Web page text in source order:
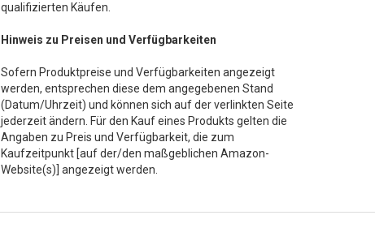
qualifizierten Käufen.
Hinweis zu Preisen und Verfügbarkeiten
Sofern Produktpreise und Verfügbarkeiten angezeigt
werden, entsprechen diese dem angegebenen Stand
(Datum/Uhrzeit) und können sich auf der verlinkten Seite
jederzeit ändern. Für den Kauf eines Produkts gelten die
Angaben zu Preis und Verfügbarkeit, die zum
Kaufzeitpunkt [auf der/den maßgeblichen Amazon-
Website(s)] angezeigt werden.